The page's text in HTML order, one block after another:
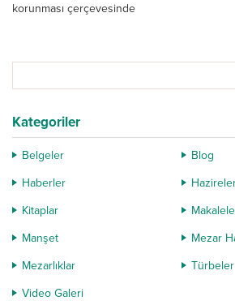
korunması çerçevesinde
bulunan ve atıl...
Kategoriler
Belgeler
Blog
Haberler
Kitaplar
Manşet
Mezar
Mezarlıklar
Türbeler
Video Galeri